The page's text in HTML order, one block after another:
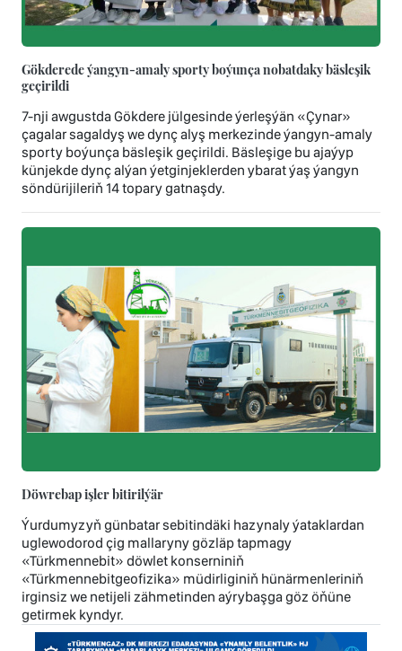
Gökderede ýangyn-amaly sporty boýunça nobatdaky bäsleşik
geçirildi
7-nji awgustda Gökdere jülgesinde ýerleşýän «Çynar»
çagalar sagaldyş we dynç alyş merkezinde ýangyn-amaly
sporty boýunça bäsleşik geçirildi. Bäsleşige bu ajaýyp
künjekde dynç alýan ýetginjeklerden ybarat ýaş ýangyn
söndürijileriň 14 topary gatnaşdy.
Döwrebap işler bitirilýär
Ýurdumyzyň günbatar sebitindäki hazynaly ýataklardan
uglewodorod çig mallaryny gözläp tapmagy
«Türkmennebit» döwlet konserniniň
«Türkmennebitgeofizika» müdirliginiň hünärmenleriniň
irginsiz we netijeli zähmetinden aýrybaşga göz öňüne
getirmek kyndyr.